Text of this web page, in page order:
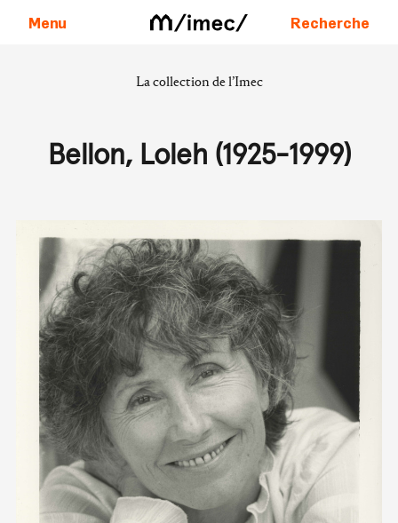
Menu Recherche
La collection de l’Imec
Bellon, Loleh (1925-1999)